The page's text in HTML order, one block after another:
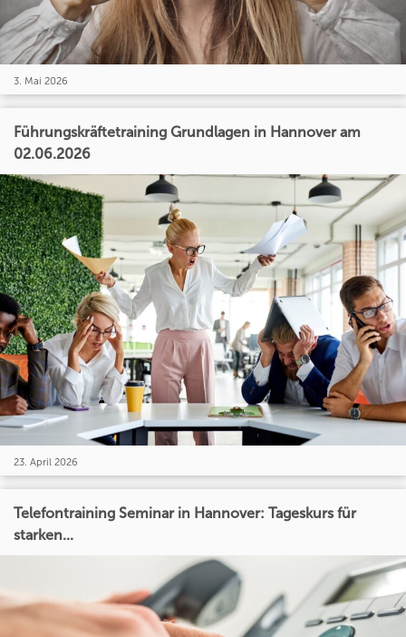
3. Mai 2026
Führungskräftetraining Grundlagen in Hannover am
02.06.2026
23. April 2026
Telefontraining Seminar in Hannover: Tageskurs für
starken...